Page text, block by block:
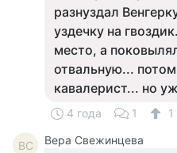
разнуздал
уздечку на
место, а
отвальную...
кавалерист... но
4 года 1 1
ВС Вера Свежинцева